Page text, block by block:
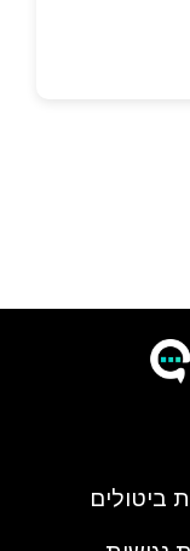
ביטולים